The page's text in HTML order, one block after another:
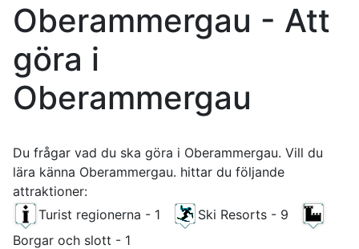
Oberammergau - Att
göra i
Oberammergau
Du frågar vad du ska göra i Oberammergau. Vill du
lära känna Oberammergau. hittar du följande
attraktioner:
Turist regionerna - 1
Ski Resorts - 9
Borgar och slott - 1